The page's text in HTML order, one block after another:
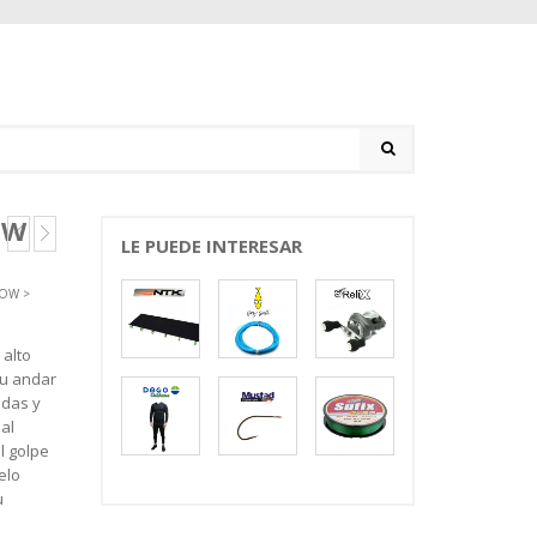
>
andar
y
golpe
LE PUEDE INTERESAR